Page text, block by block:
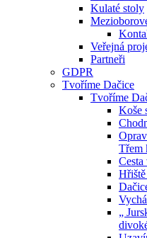
Kulaté stoly
Veřejná
Partneři
GDPR
Tvoříme Dačice
Tvoříme
Koše
Třem
„